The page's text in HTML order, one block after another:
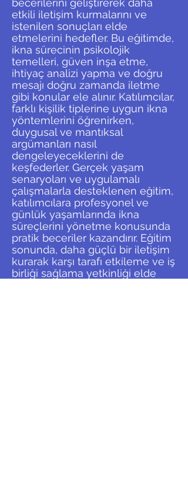
becerilerini geliştirerek daha
etkili iletişim kurmalarını ve
istenilen sonuçları elde
etmelerini hedefler. Bu eğitimde,
ikna sürecinin psikolojik
temelleri, güven inşa etme,
ihtiyaç analizi yapma ve doğru
mesajı doğru zamanda iletme
gibi konular ele alınır. Katılımcılar,
farklı kişilik tiplerine uygun ikna
yöntemlerini öğrenirken,
duygusal ve mantıksal
argümanları nasıl
dengeleyeceklerini de
keşfederler. Gerçek yaşam
senaryoları ve uygulamalı
çalışmalarla desteklenen eğitim,
katılımcılara profesyonel ve
günlük yaşamlarında ikna
süreçlerini yönetme konusunda
pratik beceriler kazandırır. Eğitim
sonunda, daha güçlü bir iletişim
kurarak karşı tarafı etkileme ve iş
birliği sağlama yetkinliği elde